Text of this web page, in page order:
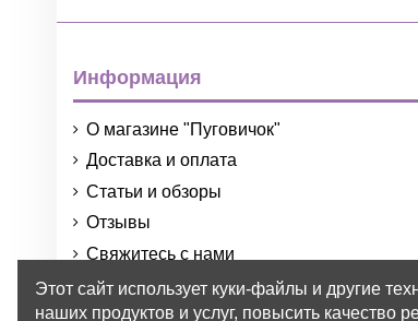
Информация
О магазине "Пуговичок"
Доставка и оплата
Статьи и обзоры
Отзывы
Свяжитесь с нами
Порядок и условия использования
Этот сайт использует куки-файлы и другие
наших продуктов и услуг, повысить качество